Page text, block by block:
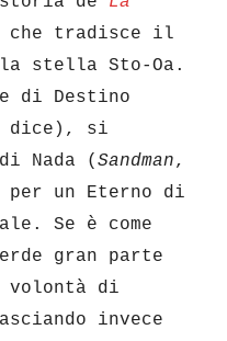
che tradisce il
stella Sto-Oa.
di Destino
dice), si
Nada ( Sandman,
un Eterno di
Se è come
gran parte
volontà di
invece